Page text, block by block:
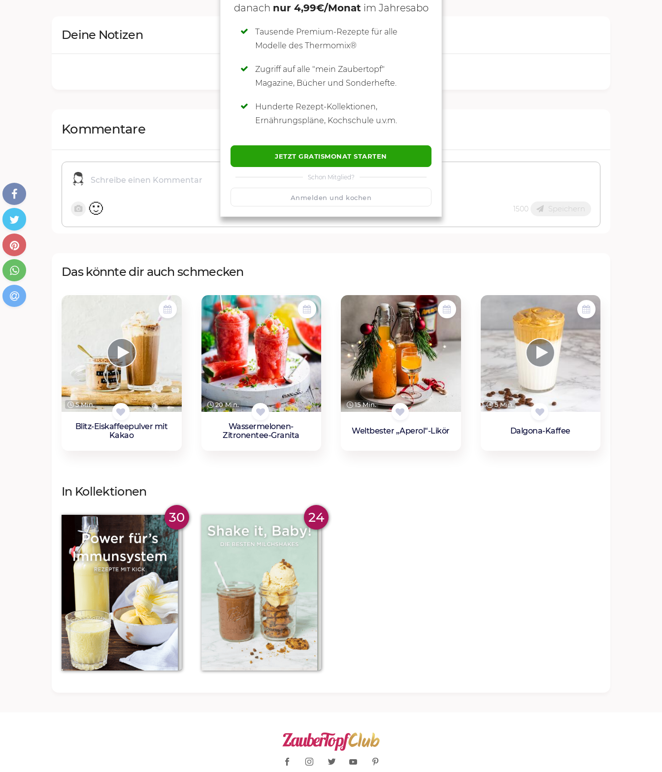
Deine Notizen
SCHREIBE NEUE NOTIZ
danach nur 4,99€/Monat im Jahresabo
Tausende Premium-Rezepte für alle
Modelle des Thermomix®
Zugriff auf alle "mein Zaubertopf"
Magazine, Bücher und Sonderhefte.
Hunderte Rezept-Kollektionen,
Ernährungspläne, Kochschule u.v.m.
JETZT GRATISMONAT STARTEN
Schon Mitglied?
Anmelden und kochen
Kommentare
🙂 1500 Speichern
Das könnte dir auch schmecken
5 Min.
Blitz-Eiskaffeepulver mit
Kakao
20 Min.
Wassermelonen-
Zitronentee-Granita
15 Min.
Weltbester „Aperol“-Likör
5 Min.
Dalgona-Kaffee
In Kollektionen
30 24